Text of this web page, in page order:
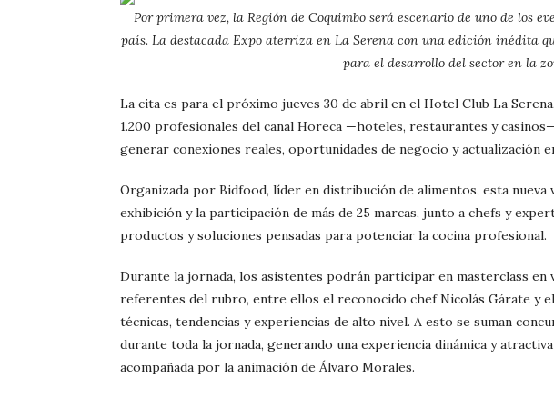
Por primera vez, la Región de Coquimbo será escenario de uno de los
país. La destacada Expo aterriza en La Serena con una edición inédita
para el desarrollo del sector en la
La cita es para el próximo jueves 30 de abril en el Hotel Club La
1.200 profesionales del canal Horeca —hoteles, restaurantes y
generar conexiones reales, oportunidades de negocio y actualización
Organizada por Bidfood, líder en distribución de alimentos, esta nueva
exhibición y la participación de más de 25 marcas, junto a chefs y
productos y soluciones pensadas para potenciar la cocina profesional.
Durante la jornada, los asistentes podrán participar en masterclass en
referentes del rubro, entre ellos el reconocido chef Nicolás Gárate y
técnicas, tendencias y experiencias de alto nivel. A esto se suman
durante toda la jornada, generando una experiencia dinámica y
acompañada por la animación de Álvaro Morales.